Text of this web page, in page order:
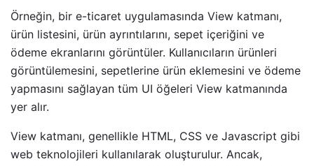
Örneğin, bir e-ticaret uygulamasında View katmanı,
ürün listesini, ürün ayrıntılarını, sepet içeriğini ve
ödeme ekranlarını görüntüler. Kullanıcıların ürünleri
görüntülemesini, sepetlerine ürün eklemesini ve ödeme
yapmasını sağlayan tüm UI öğeleri View katmanında
yer alır.
View katmanı, genellikle HTML, CSS ve Javascript gibi
web teknolojileri kullanılarak oluşturulur. Ancak,